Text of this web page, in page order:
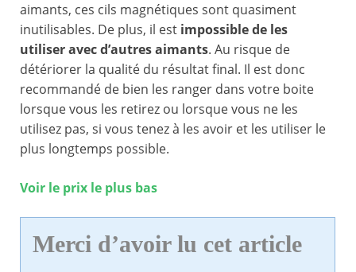
aimants, ces cils magnétiques sont quasiment
inutilisables. De plus, il est impossible de les
utiliser avec d’autres aimants. Au risque de
détériorer la qualité du résultat final. Il est donc
recommandé de bien les ranger dans votre boite
lorsque vous les retirez ou lorsque vous ne les
utilisez pas, si vous tenez à les avoir et les utiliser le
plus longtemps possible.
Voir le prix le plus bas
Merci d’avoir lu cet article